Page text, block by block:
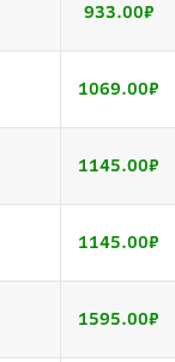
933.00
1069.00
1145.00
1145.00
1595.00